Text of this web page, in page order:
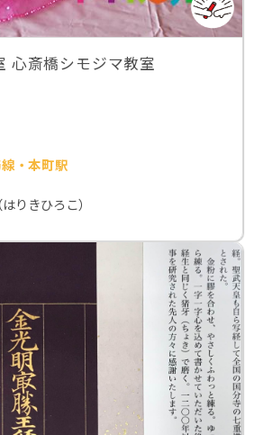
心斎橋シモジマ教室
・本町駅
りきひろこ）